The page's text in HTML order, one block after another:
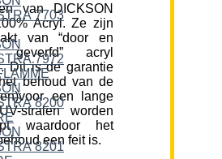
van DICKSON
Acryl. Ze zijn
van “door en
geverfd” acryl
Dit is de garantie
behoud van de
een lange
stralen worden
waardoor het
een feit is.